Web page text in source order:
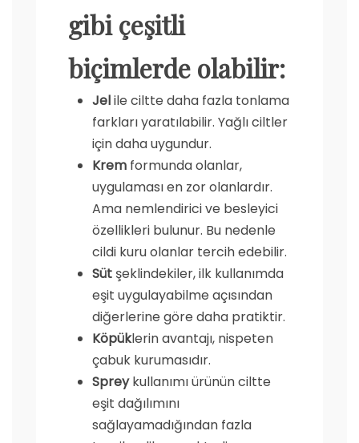
gibi çeşitli
biçimlerde olabilir:
Jelile ciltte daha fazla tonlama
farkları yaratılabilir. Yağlı ciltler
için daha uygundur.
Krem formunda olanlar,
uygulaması en zor olanlardır.
Ama nemlendirici ve besleyici
özellikleri bulunur. Bu nedenle
cildi kuru olanlar tercih edebilir.
Süt şeklindekiler, ilk kullanımda
eşit uygulayabilme açısından
diğerlerine göre daha pratiktir.
Köpüklerin avantajı, nispeten
çabuk kurumasıdır.
Spreykullanımı ürünün ciltte
eşit dağılımını
sağlayamadığından fazla